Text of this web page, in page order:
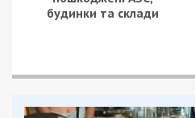
будинки та склади